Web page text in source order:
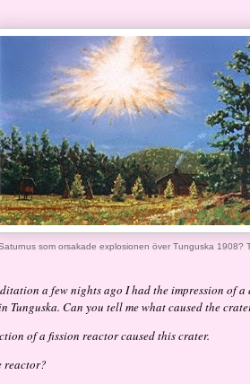
som orsakade explosionen över Tunguska 1908?
a few nights ago I had the impression of
Tunguska. Can you tell me what caused the
of a fission reactor caused this crater.
reactor?